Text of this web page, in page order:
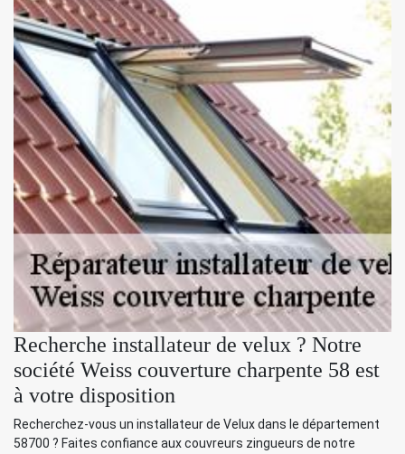
Recherche installateur de velux ? Notre
société Weiss couverture charpente 58 est
à votre disposition
Recherchez-vous un installateur de Velux dans le département
58700 ? Faites confiance aux couvreurs zingueurs de notre